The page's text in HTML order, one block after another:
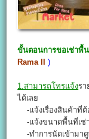
ขั้นตอนการขอเช่าพื้
Rama II)
1.สามารถโทรแจ้งรา
ได้เลย
-แจ้งเรื่องสินค้าที่ต้
-แจ้งขนาดพื้นที่เช่
-ทำการนัดเข้ามาดู